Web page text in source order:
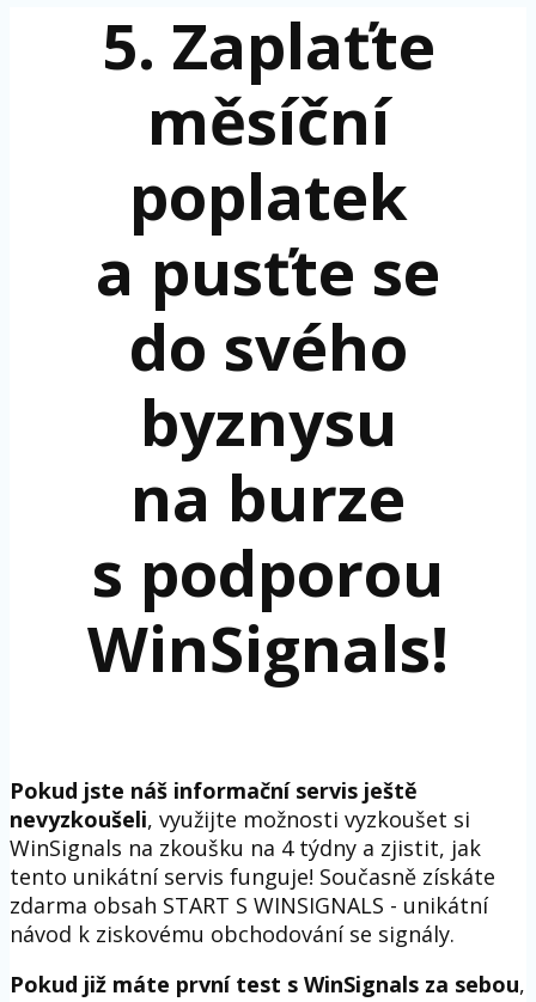
5. Zaplaťte
měsíční
poplatek
a pusťte se
do svého
byznysu
na burze
s podporou
WinSignals!
Pokud jste náš informační servis ještě
nevyzkoušeli, využijte možnosti vyzkoušet si
WinSignals na zkoušku na 4 týdny a zjistit, jak
tento unikátní servis funguje! Současně získáte
zdarma obsah START S WINSIGNALS - unikátní
návod k ziskovému obchodování se signály.
Pokud již máte první test s WinSignals za sebou,